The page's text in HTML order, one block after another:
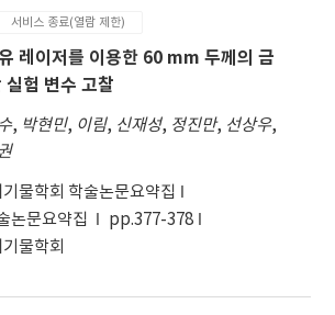
서비스 종료(열람 제한)
레이저를 이용한 60 mm 두께의 금
실험 변수 고찰
, 박현민, 이림, 신재성, 정진만, 선상우,
물학회 학술논문요약집
논문요약집
pp.377-378
물학회